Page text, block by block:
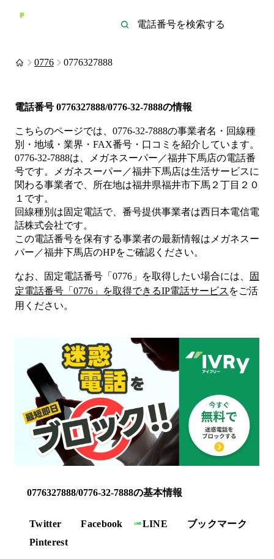
0776 0776327888
電話番号 0776327888/0776-32-7888の情報
こちらのページでは、 0776-32-7888の事業者名・回線種
別・地域・業界・FAX番号・口コミを紹介しています。
0776-32-7888は、 メガネスーパー／福井下馬店の電話番
号です。
メガネスーパー／福井下馬店は生活サービスに
関わる事業者で、所在地は福井県福井市下馬２丁目２０
１ です。
回線種別は固定電話で、番号提供事業者は西日本電信電
話株式会社です。
この電話番号を保有する事業者の最新情報は メガネスー
パー／福井下馬店のHPをご確認ください。
なお、固定電話番号「 0776 」を取得したい場合には、
固
定電話番号「 0776 」を取得できるIP電話サービス をご活
用ください。
0776327888/0776-32-7888の基本情報
Twitter Facebook LINE
ブックマーク
Pinterest